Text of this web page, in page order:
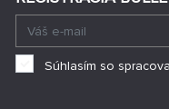
Súhlasím so